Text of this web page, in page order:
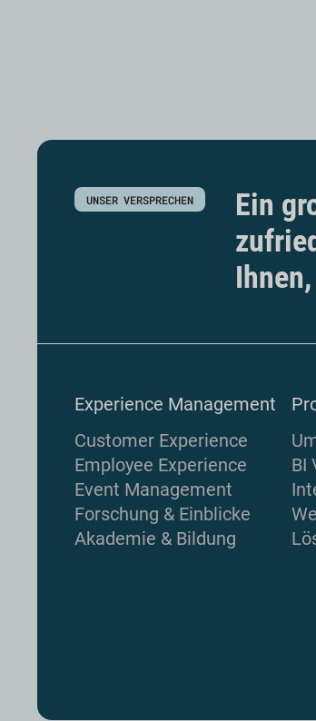
UNSER VERSPRECHEN
Ein
Experience Management
Customer Experience
Employee Experience
Event Management
Forschung & Einblicke
Akademie & Bildung
BI